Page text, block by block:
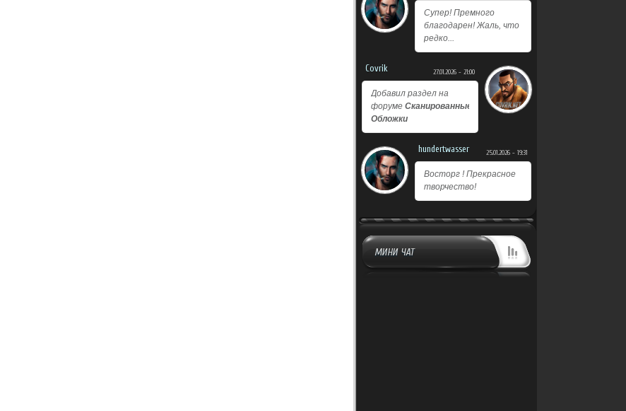
Супер! Премного
благодарен! Жаль, что
редко...
Covrik 27.01.2026 - 21:00
Добавил раздел на
форуме Сканированные
Обложки
hundertwasser 25.01.2026 - 19:31
Восторг ! Прекрасное
творчество!
МИНИ ЧАТ